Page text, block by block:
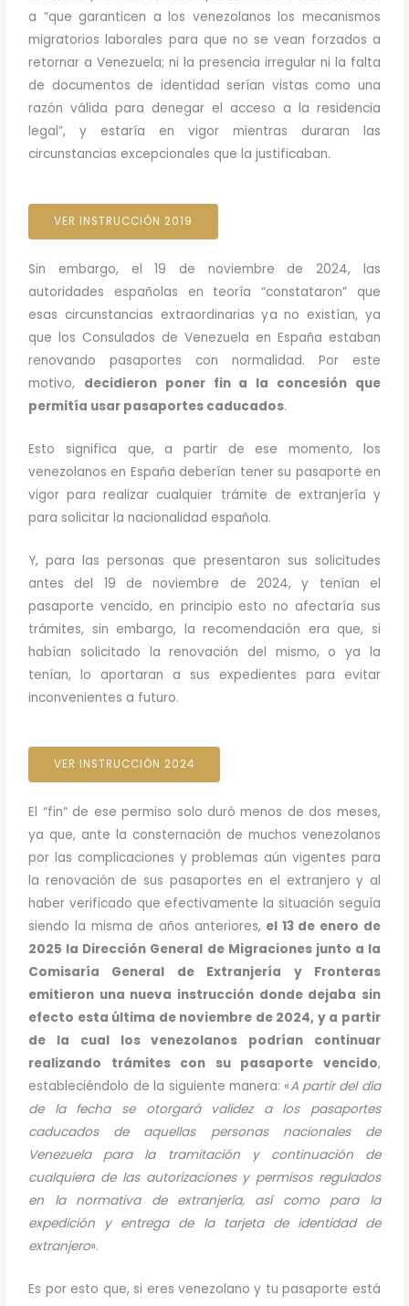
a “que garanticen a los venezolanos los mecanismos
migratorios laborales para que no se vean forzados a
retornar a Venezuela; ni la presencia irregular ni la falta
de documentos de identidad serían vistas como una
razón válida para denegar el acceso a la residencia
legal”, y estaría en vigor mientras duraran las
circunstancias excepcionales que la justificaban.
VER INSTRUCCIÓN 2019
Sin embargo, el 19 de noviembre de 2024, las
autoridades españolas en teoría “constataron” que
esas circunstancias extraordinarias ya no existían, ya
que los Consulados de Venezuela en España estaban
renovando pasaportes con normalidad. Por este
motivo, decidieron poner fin a la concesión que
permitía usar pasaportes caducados.
Esto significa que, a partir de ese momento, los
venezolanos en España deberían tener su pasaporte en
vigor para realizar cualquier trámite de extranjería y
para solicitar la nacionalidad española.
Y, para las personas que presentaron sus solicitudes
antes del 19 de noviembre de 2024, y tenían el
pasaporte vencido, en principio esto no afectaría sus
trámites, sin embargo, la recomendación era que, si
habían solicitado la renovación del mismo, o ya la
tenían, lo aportaran a sus expedientes para evitar
inconvenientes a futuro.
VER INSTRUCCIÓN 2024
El “fin” de ese permiso solo duró menos de dos meses,
ya que, ante la consternación de muchos venezolanos
por las complicaciones y problemas aún vigentes para
la renovación de sus pasaportes en el extranjero y al
haber verificado que efectivamente la situación seguía
siendo la misma de años anteriores, el 13 de enero de
2025 la Dirección General de Migraciones junto a la
Comisaría General de Extranjería y Fronteras
emitieron una nueva instrucción donde dejaba sin
efecto esta última de noviembre de 2024, y a partir
de la cual los venezolanos podrían continuar
realizando trámites con su pasaporte vencido,
estableciéndolo de la siguiente manera: «A partir del día
de la fecha se otorgará validez a los pasaportes
caducados de aquellas personas nacionales de
Venezuela para la tramitación y continuación de
cualquiera de las autorizaciones y permisos regulados
en la normativa de extranjería, así como para la
expedición y entrega de la tarjeta de identidad de
extranjero».
Es por esto que, si eres venezolano y tu pasaporte está